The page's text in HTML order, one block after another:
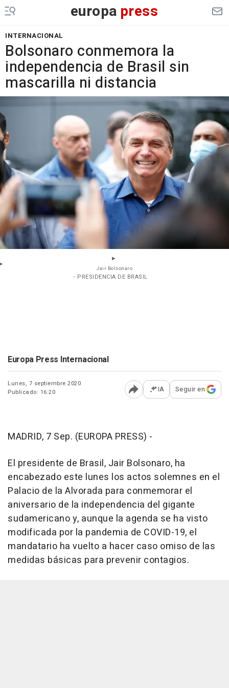
europa press
INTERNACIONAL
Bolsonaro conmemora la
independencia de Brasil sin
mascarilla ni distancia
Jair Bolsonaro
- PRESIDENCIA DE BRASIL
Europa Press Internacional
Lunes, 7 septiembre 2020
Publicado: 16:20
Abrir opciones para
IA Seguir en
MADRID, 7 Sep. (EUROPA PRESS) -
El presidente de Brasil, Jair Bolsonaro, ha
encabezado este lunes los actos solemnes en el
Palacio de la Alvorada para conmemorar el
aniversario de la independencia del gigante
sudamericano y, aunque la agenda se ha visto
modificada por la pandemia de COVID-19, el
mandatario ha vuelto a hacer caso omiso de las
medidas básicas para prevenir contagios.